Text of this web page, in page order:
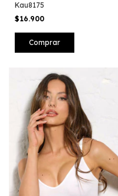
Kau8175
$16.900
Comprar